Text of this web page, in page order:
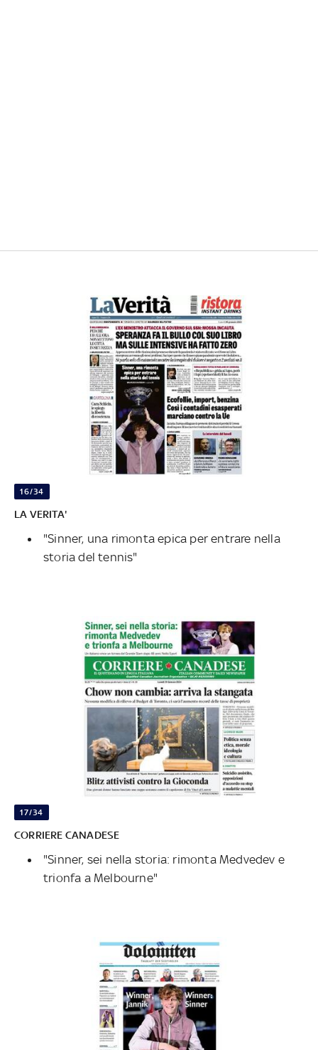
16/34
LA VERITA'
"Sinner, una rimonta epica per entrare nella
storia del tennis"
17/34
CORRIERE CANADESE
"Sinner, sei nella storia: rimonta Medvedev e
trionfa a Melbourne"